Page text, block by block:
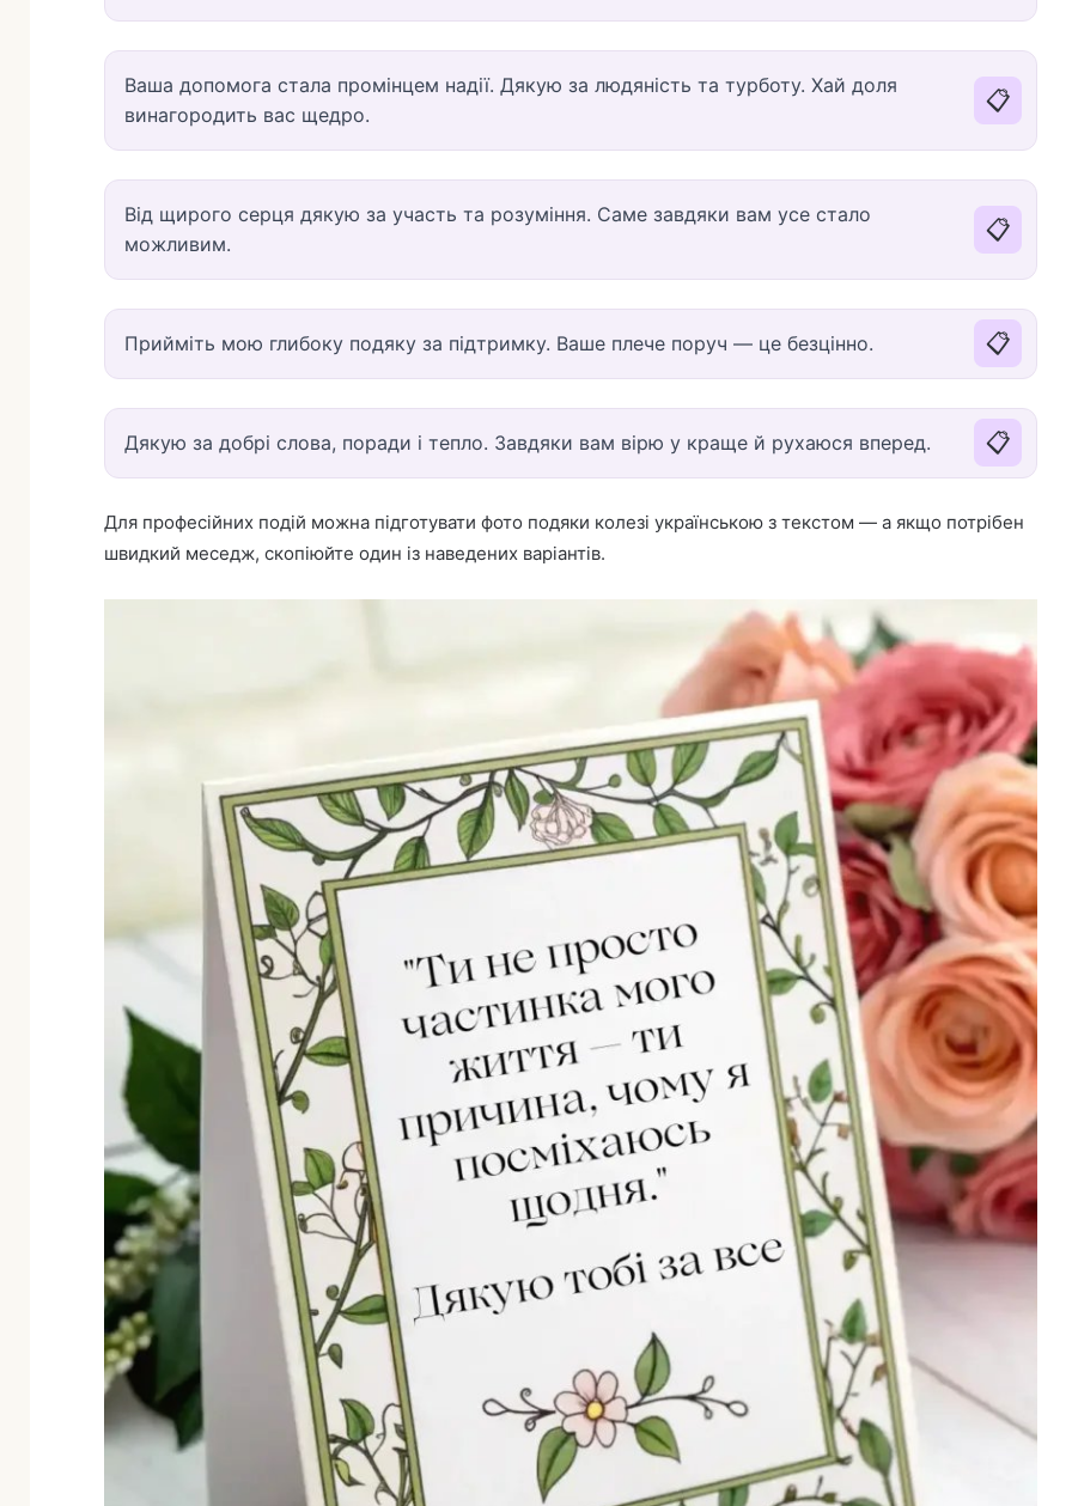
Ваша допомога стала промінцем надії. Дякую за людяність та турботу. Хай доля
винагородить вас щедро.
📋
Від щирого серця дякую за участь та розуміння. Саме завдяки вам усе стало
можливим.
📋
Прийміть мою глибоку подяку за підтримку. Ваше плече поруч — це безцінно. 📋
Дякую за добрі слова, поради і тепло. Завдяки вам вірю у краще й рухаюся вперед. 📋
Для професійних подій можна підготувати фото подяки колезі українською з текстом — а якщо потрібен
швидкий меседж, скопіюйте один із наведених варіантів.